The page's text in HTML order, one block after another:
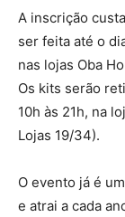
A inscrição
ser feita até o
nas lojas Oba
Os kits serão
10h às 21h, na
Lojas 19/34).
O evento já é
e atrai a cada